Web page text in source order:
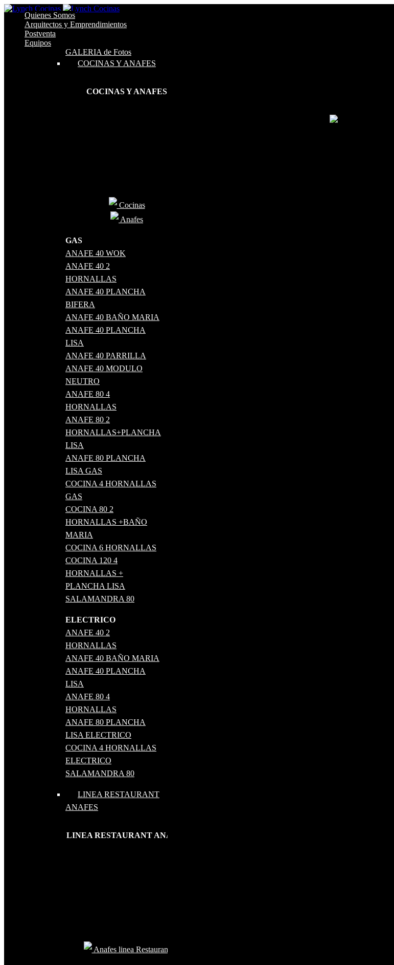
Quienes Somos
Arquitectos y Emprendimientos
Postventa
Equipos
GALERIA de Fotos
COCINAS Y ANAFES
COCINAS Y ANAFES
Cocinas
Anafes
GAS
ANAFE 40 WOK
ANAFE 40 2
HORNALLAS
ANAFE 40 PLANCHA
BIFERA
ANAFE 40 BAÑO MARIA
ANAFE 40 PLANCHA
LISA
ANAFE 40 PARRILLA
ANAFE 40 MODULO
NEUTRO
ANAFE 80 4
HORNALLAS
ANAFE 80 2
HORNALLAS+PLANCHA
LISA
ANAFE 80 PLANCHA
LISA GAS
COCINA 4 HORNALLAS
GAS
COCINA 80 2
HORNALLAS +BAÑO
MARIA
COCINA 6 HORNALLAS
COCINA 120 4
HORNALLAS +
PLANCHA LISA
SALAMANDRA 80
ELECTRICO
ANAFE 40 2
HORNALLAS
ANAFE 40 BAÑO MARIA
ANAFE 40 PLANCHA
LISA
ANAFE 80 4
HORNALLAS
ANAFE 80 PLANCHA
LISA ELECTRICO
COCINA 4 HORNALLAS
ELECTRICO
SALAMANDRA 80
LINEA RESTAURANT
ANAFES
LINEA RESTAURANT ANAFES
Anafes linea Restaurant